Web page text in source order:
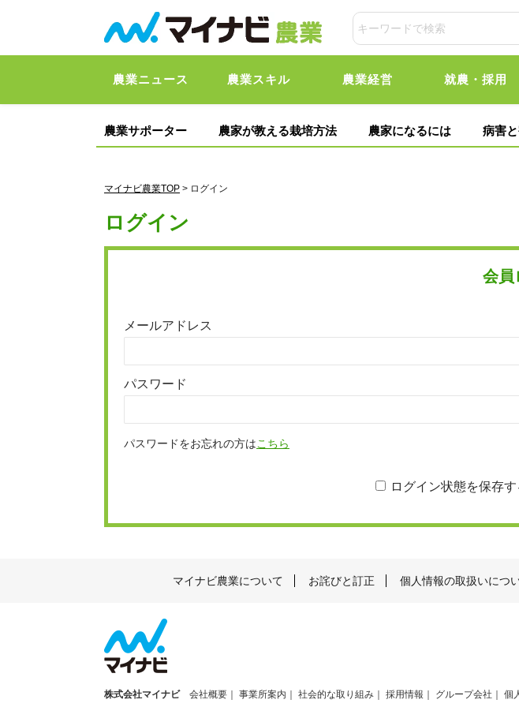
農業ニュース 農業スキル 農業経営 就農・採用
農業サポーター 農家が教える栽培方法 農家になるには 病害
マイナビ農業TOP > ログイン
ログイン
会員
メールアドレス
パスワード
パスワードをお忘れの方はこちら
ログイン状態を保存す
マイナビ農業について お詫びと訂正 個人情報の取扱いにつ
株式会社マイナビ 会社概要 事業所案内 社会的な取り組み 採用情報 グループ会社 個